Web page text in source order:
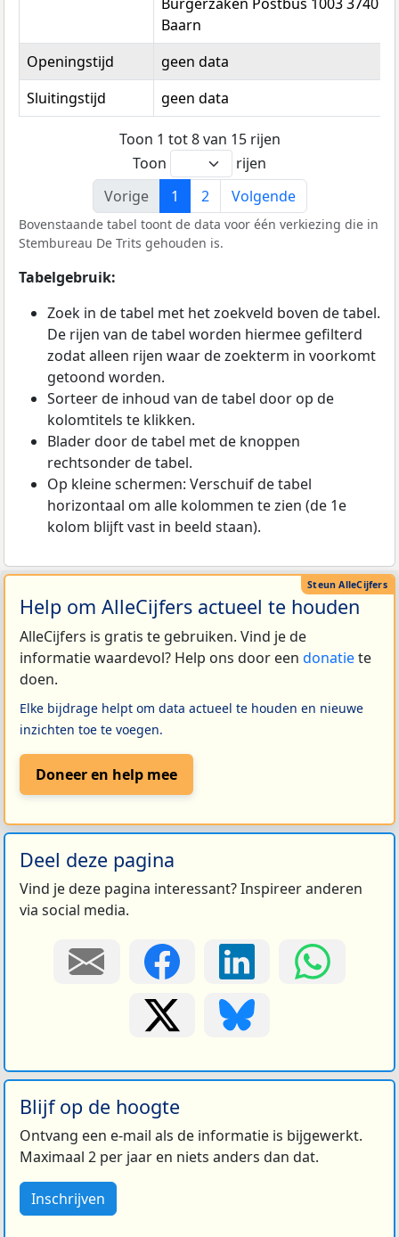
Baarn
Openingstijd
geen data
Sluitingstijd
geen data
Toon 1 tot 8 van 15 rijen
Toon
rijen
Vorige
1 2 Volgende
Bovenstaande tabel toont de data voor één verkiezing die in
Stembureau De Trits gehouden is.
Tabelgebruik:
Zoek in de tabel met het zoekveld boven de tabel.
De rijen van de tabel worden hiermee gefilterd
zodat alleen rijen waar de zoekterm in voorkomt
getoond worden.
Sorteer de inhoud van de tabel door op de
kolomtitels te klikken.
Blader door de tabel met de knoppen
rechtsonder de tabel.
Op kleine schermen: Verschuif de tabel
horizontaal om alle kolommen te zien (de 1e
kolom blijft vast in beeld staan).
Help om AlleCijfers actueel te houden
AlleCijfers is gratis te gebruiken. Vind je de
informatie waardevol? Help ons door een donatiete
doen.
Elke bijdrage helpt om data actueel te houden en nieuwe
inzichten toe te voegen.
Doneer en help mee
Deel deze pagina
Vind je deze pagina interessant? Inspireer anderen
via social media.
Blijf op de hoogte
Ontvang een e-mail als de informatie is bijgewerkt.
Maximaal 2 per jaar en niets anders dan dat.
Inschrijven